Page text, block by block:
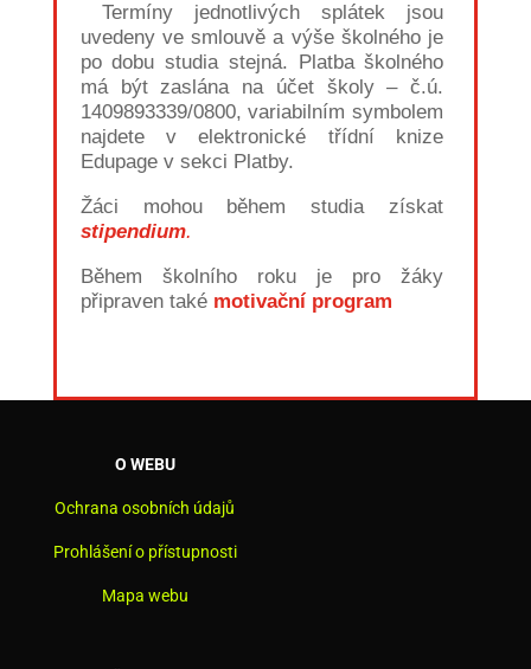
Termíny jednotlivých splátek jsou
uvedeny ve smlouvě a výše školného je
po dobu studia stejná. Platba školného
má být zaslána na účet školy – č.ú.
1409893339/0800, variabilním symbolem
najdete v elektronické třídní knize
Edupage v sekci Platby.
Žáci mohou během studia získat
stipendium.
Během školního roku je pro žáky
připraven také motivační program
O WEBU
Ochrana osobních údajů
Prohlášení o přístupnosti
Mapa webu